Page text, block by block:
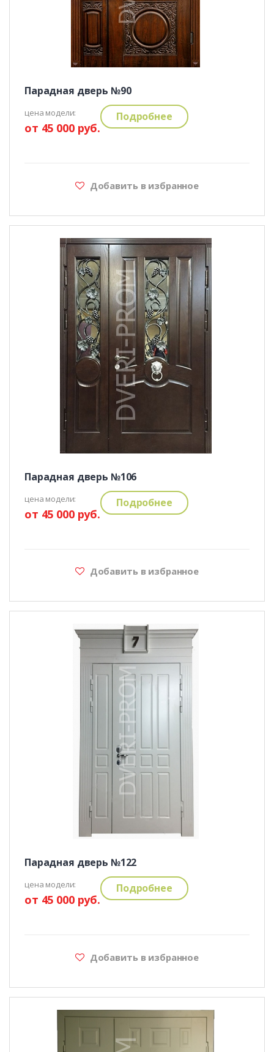
Парадная дверь №90
цена модели:
от 45 000 руб.
Подробнее
Добавить в избранное
Парадная дверь №106
цена модели:
от 45 000 руб.
Подробнее
Добавить в избранное
Парадная дверь №122
цена модели:
от 45 000 руб.
Подробнее
Добавить в избранное